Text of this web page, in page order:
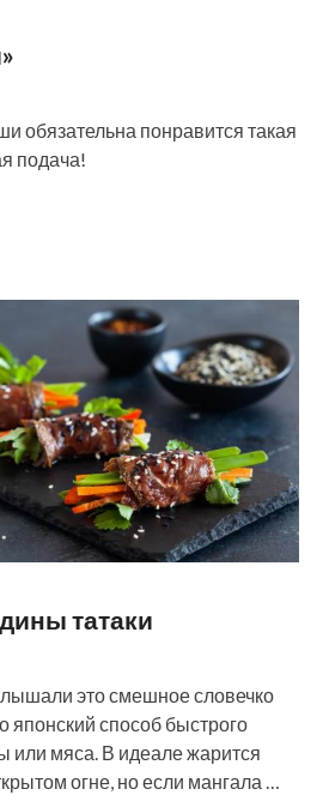
обязательна понравится такая
подача!
татаки
это смешное словечко
японский способ быстрого
или мяса. В идеале жарится
огне, но если мангала …